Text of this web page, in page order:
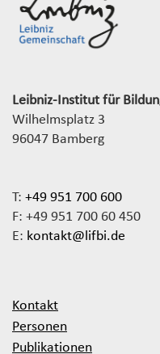
Leibniz-Institut für
Wilhelmsplatz 3
96047 Bamberg
T: +49 951 700 600
F: +49 951 700 60 450
E: kontakt@lifbi.de
Kontakt
Personen
Publikationen